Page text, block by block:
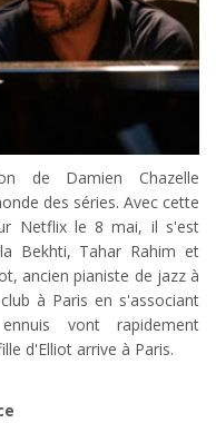
de Damien Chazelle
des séries. Avec cette
Netflix le 8 mai, il s'est
Bekhti, Tahar Rahim et
ancien pianiste de jazz à
à Paris en s'associant
vont rapidement
d'Elliot arrive à Paris.